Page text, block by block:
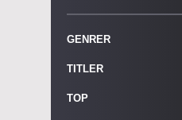
GENRER
TITLER
TOP